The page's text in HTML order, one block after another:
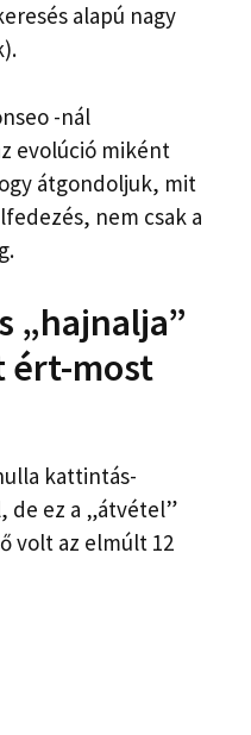
alapú nagy
-nál
evolúció miként
átgondoljuk, mit
nem csak a
„hajnalja”
ért-most
kattintás-
de ez a „átvétel”
volt az elmúlt 12